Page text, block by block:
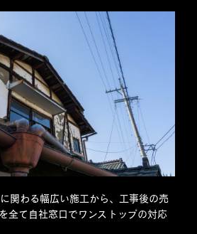
関わる幅広い施工から、工事後の売
全て自社窓口でワンストップの対応